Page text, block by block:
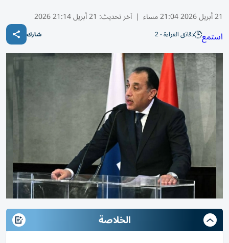
21 أبريل 2026 21:04 مساء | آخر تحديث: 21 أبريل 21:14 2026
استمع دقائق القراءة - 2 شارك
الخلاصة